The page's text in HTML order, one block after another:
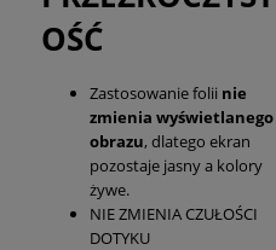
OŚĆ
Zastosowanie folii nie
zmienia wyświetlanego
obrazu, dlatego ekran
pozostaje jasny a kolory
żywe.
NIE ZMIENIA CZUŁOŚCI
DOTYKU